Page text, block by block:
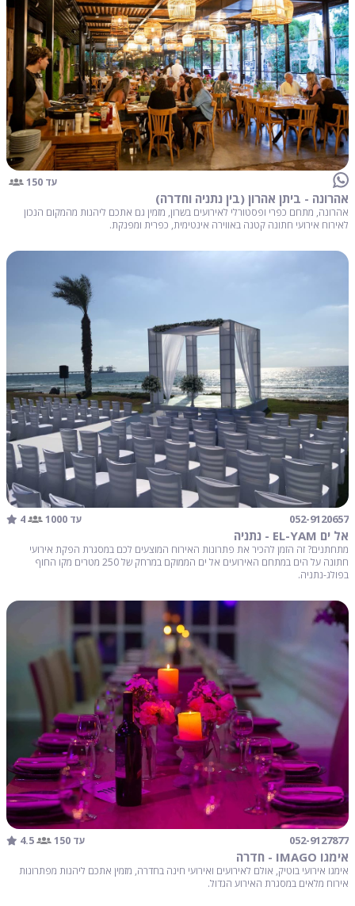
עד 150
אהרונה - ביתן אהרון (בין נתניה וחדרה)
אהרונה, מתחם כפרי ופסטורלי לאירועים בשרון, מזמין גם אתכם ליהנות מהמקום הנכון
לאירוח אירועי חתונה קטנה באווירה אינטימית, כפרית ומפנקת.
052-9120657 עד 1000 4
אל ים EL-YAM - נתניה
מתחתנים? זה הזמן להכיר את פתרונות האירוח המוצעים לכם במסגרת הפקת אירועי
חתונה על הים במתחם האירועים אל ים הממוקם במרחק של 250 מטרים מקו החוף
בפולג-נתניה.
052-9127877 עד 150 4.5
אימגו IMAGO - חדרה
אימגו אירועי בוטיק, אולם לאירועים ואירועי חינה בחדרה, מזמין אתכם ליהנות מפתרונות
אירוח מלאים במסגרת האירוע הגדול.